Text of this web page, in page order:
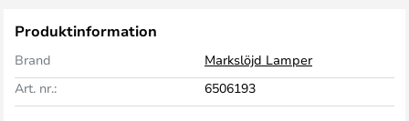
Produktinformation
Brand
Markslöjd Lamper
Art. nr.:
6506193